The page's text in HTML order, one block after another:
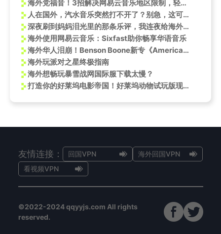
海外党福音！3招解决网易云音乐地区限制，轻松收听《千年泪》新歌
人在国外，汽水音乐突然打不开了？别急，这可能是你的网络在“闹脾气”
深夜刷到妈妈泪光里的那条乐评，我连夜给海外闺蜜打了个越洋电话
海外使用网易云音乐：Sixfast助你畅享华语音乐
海外华人泪崩！Benson Boone新专《American Heart》竟因地区限制听不了？手把手教你破解
海外玩派对之星终极指南
海外想畅玩暴雪战网国际服下载太慢？
打造你的好莱坞电影帝国！好莱坞动物试玩版现已上线Steam
友情连接： 回国VPN
海外回国VPN
看视频VPN
©2022-2024 qqyyjs.com All rights
reserved.